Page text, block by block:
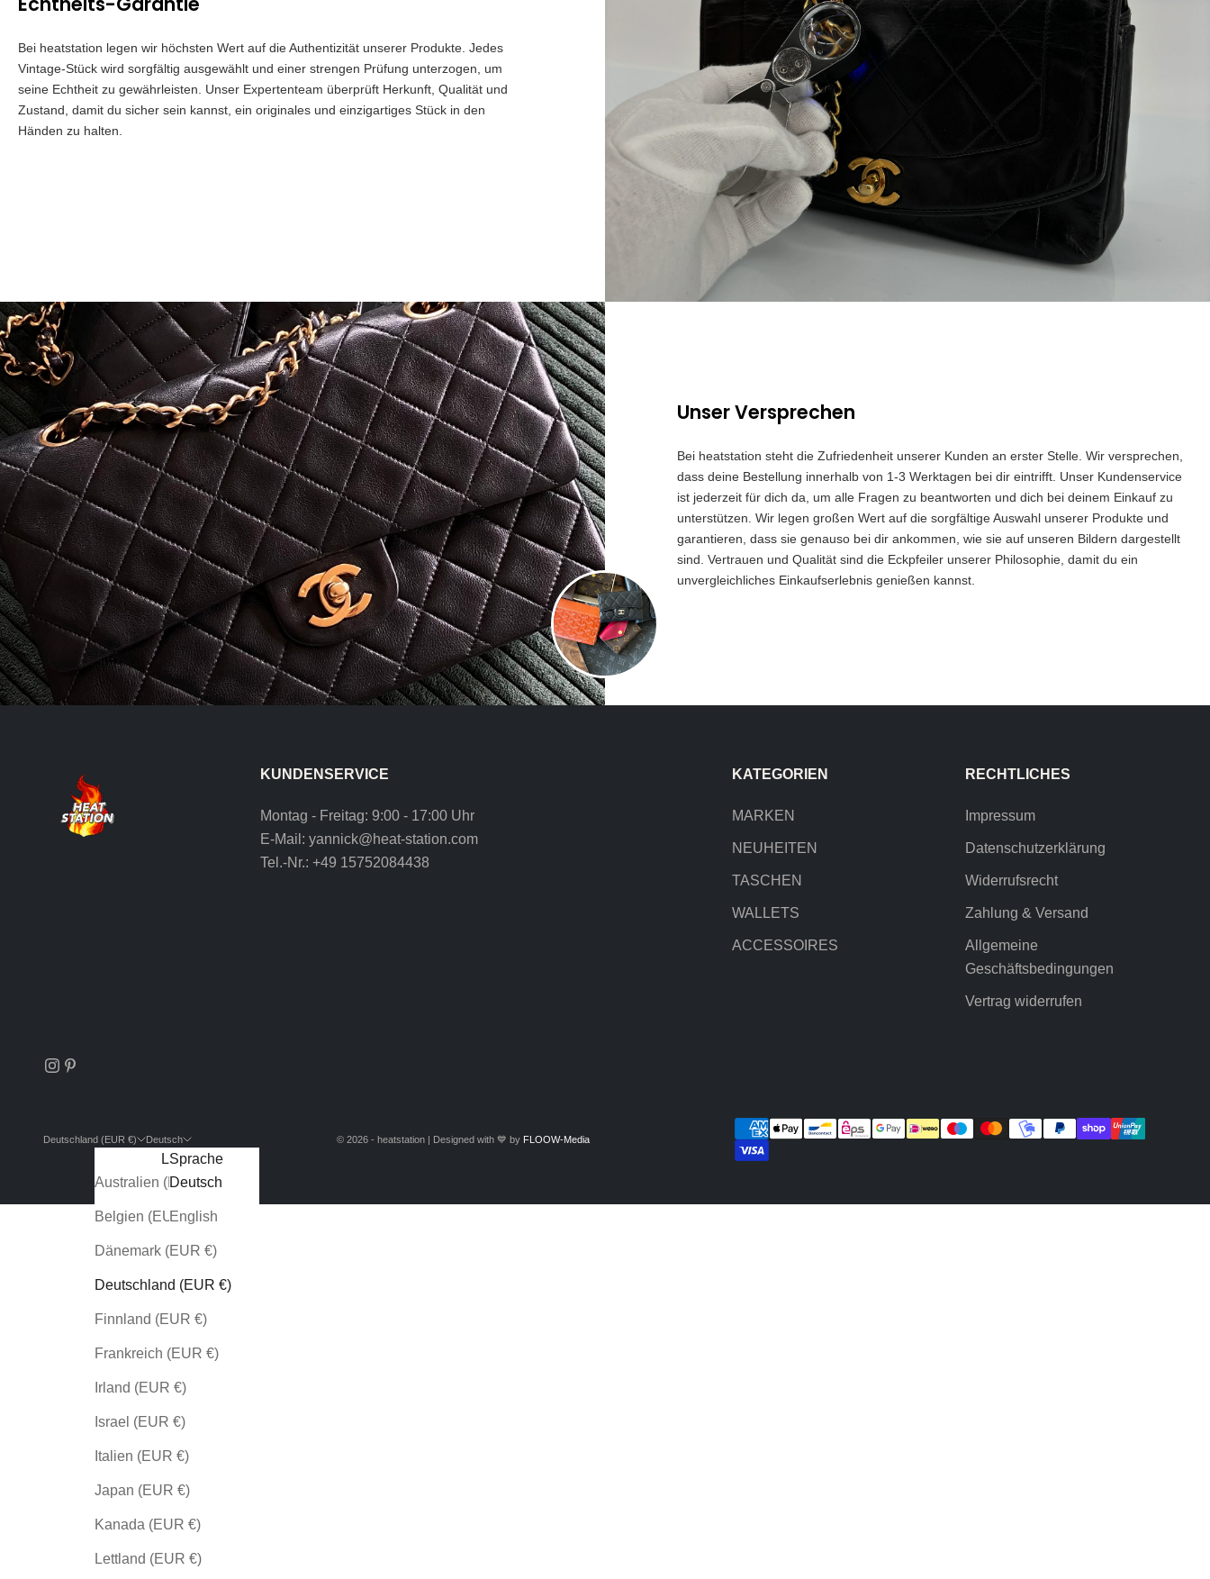
Bei heatstation legen wir höchsten Wert auf die Authentizität unserer Produkte. Jedes
Vintage-Stück wird sorgfältig ausgewählt und einer strengen Prüfung unterzogen, um
seine Echtheit zu gewährleisten. Unser Expertenteam überprüft Herkunft, Qualität und
Zustand, damit du sicher sein kannst, ein originales und einzigartiges Stück in den
Händen zu halten.
Unser Versprechen
Bei heatstation steht die Zufriedenheit unserer Kunden an erster Stelle. Wir versprechen,
dass deine Bestellung innerhalb von 1-3 Werktagen bei dir eintrifft. Unser Kundenservice
ist jederzeit für dich da, um alle Fragen zu beantworten und dich bei deinem Einkauf zu
unterstützen. Wir legen großen Wert auf die sorgfältige Auswahl unserer Produkte und
garantieren, dass sie genauso bei dir ankommen, wie sie auf unseren Bildern dargestellt
sind. Vertrauen und Qualität sind die Eckpfeiler unserer Philosophie, damit du ein
unvergleichliches Einkaufserlebnis genießen kannst.
KUNDENSERVICE
Montag - Freitag: 9:00 - 17:00 Uhr
E-Mail: yannick@heat-station.com
Tel.-Nr.: +49 15752084438
KATEGORIEN
MARKEN
NEUHEITEN
TASCHEN
WALLETS
ACCESSOIRES
RECHTLICHES
Impressum
Datenschutzerklärung
Widerrufsrecht
Zahlung & Versand
Allgemeine
Geschäftsbedingungen
Vertrag widerrufen
Deutschland (EUR €)
Land
Australien (EUR €)
Belgien (EUR €)
Dänemark (EUR €)
Deutschland (EUR €)
Finnland (EUR €)
Frankreich (EUR €)
Irland (EUR €)
Israel (EUR €)
Italien (EUR €)
Japan (EUR €)
Kanada (EUR €)
Lettland (EUR €)
Deutsch
Sprache
Deutsch
English
© 2026 - heatstation | Designed with 💙 by FLOOW-Media